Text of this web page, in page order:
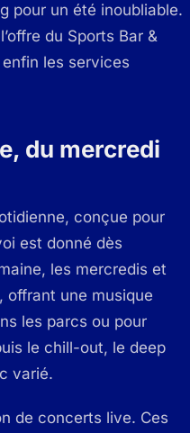
pour un été inoubliable.
du Sports Bar &
les services
du mercredi
conçue pour
est donné dès
les mercredis et
offrant une musique
les parcs ou pour
le chill-out, le deep
varié.
de concerts live. Ces